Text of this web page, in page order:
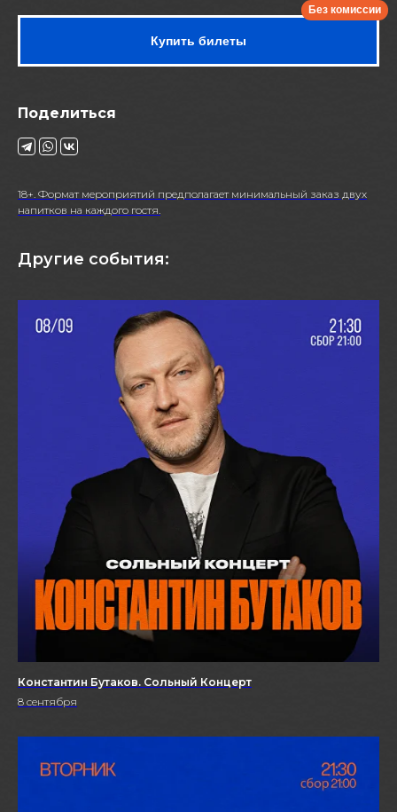
Купить билеты
Поделиться
18+. Формат мероприятий предполагает минимальный заказ двух
напитков на каждого гостя.
Другие события:
Константин Бутаков. Сольный Концерт
8 сентября